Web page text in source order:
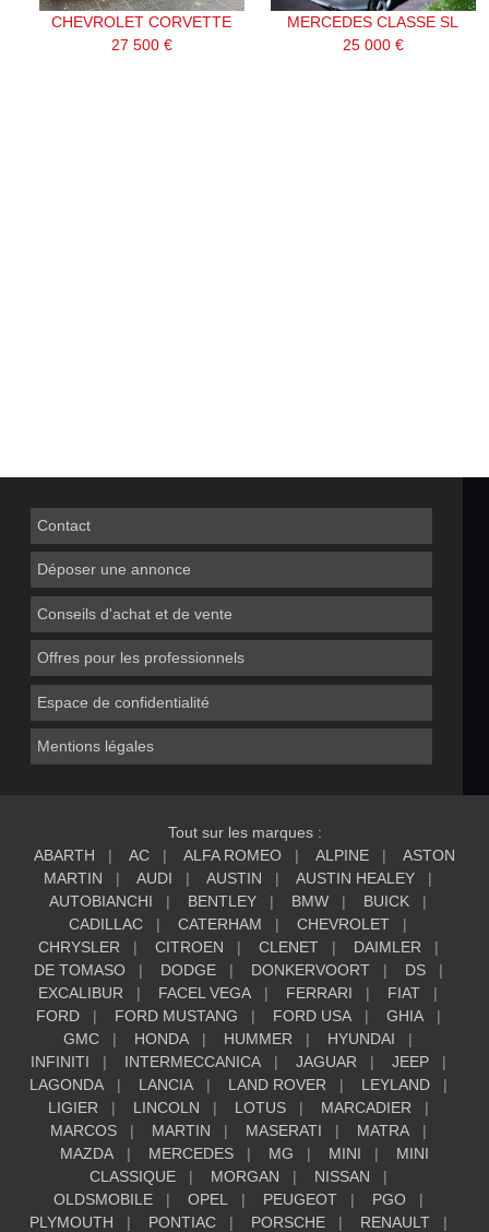
CHEVROLET CORVETTE
27 500 €
MERCEDES CLASSE SL
25 000 €
Contact
Déposer une annonce
Conseils d'achat et de vente
Offres pour les professionnels
Espace de confidentialité
Mentions légales
Tout sur les marques :
ABARTH
AC ALFA ROMEO ALPINE
ASTON
MARTIN
AUDI AUSTIN
AUSTIN HEALEY
AUTOBIANCHI
BENTLEY BMW
BUICK
CADILLAC
CATERHAM
CHEVROLET
CHRYSLER
CITROEN CLENET
DAIMLER
DE TOMASO
DODGE DONKERVOORT
DS
EXCALIBUR
FACEL VEGA FERRARI
FIAT
FORD
FORD MUSTANG FORD USA
GHIA
GMC
HONDA HUMMER
HYUNDAI
INFINITI
INTERMECCANICA JAGUAR
JEEP
LAGONDA
LANCIA LAND ROVER
LEYLAND
LIGIER
LINCOLN LOTUS
MARCADIER
MARCOS
MARTIN MASERATI
MATRA
MAZDA
MERCEDES MG MINI
MINI
CLASSIQUE
MORGAN
NISSAN
OLDSMOBILE
OPEL PEUGEOT
PGO
PLYMOUTH
PONTIAC PORSCHE RENAULT